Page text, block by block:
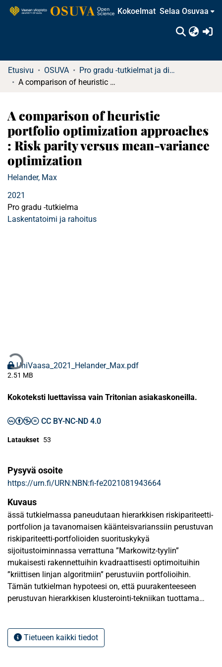
Kokoelmat Selaa Osuvaa
Etusivu OSUVA
Pro gradu -tutkielmat ja diplomityöt (rajattu saatavuus)
A comparison of heuristic portfolio optimization approaches : Risk parity versus mean-variance optimization
A comparison of heuristic
portfolio optimization approaches
: Risk parity versus mean-variance
optimization
Helander, Max
2021
Pro gradu -tutkielma
Laskentatoimi ja rahoitus
UniVaasa_2021_Helander_Max.pdf
2.51 MB
Kokoteksti luettavissa vain Tritonian asiakaskoneilla.
CC BY-NC-ND 4.0
Lataukset 53
Pysyvä osoite
https://urn.fi/URN:NBN:fi-fe2021081943664
Kuvaus
ässä tutkielmassa paneudutaan hierarkkisen riskipariteetti-
portfolion ja tavanomaisen käänteisvarianssiin perustuvan
riskipariteetti-portfolioiden suorituskykyä
sijoitustoiminnassa verrattuna ”Markowitz-tyylin”
mukaisesti rakennettuihin kvadraattisesti optimoituihin
”kriittisen linjan algoritmiin” perustuviin portfolioihin.
Tämän tutkielman hypoteesi on, että puurakenteeseen
perustuvan hierarkkisen klusterointi-tekniikan tuottama
varojen keskittymiseen portfolion allokaatiossa verrattuna
60/40-portfolioon ja perinteisiin verrokkiportfolioihin, joiden
Tietueen kaikki tiedot